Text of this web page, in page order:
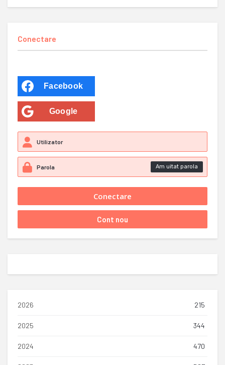
Conectare
Facebook
Google
Am uitat parola
2026 215
2025 344
2024 470